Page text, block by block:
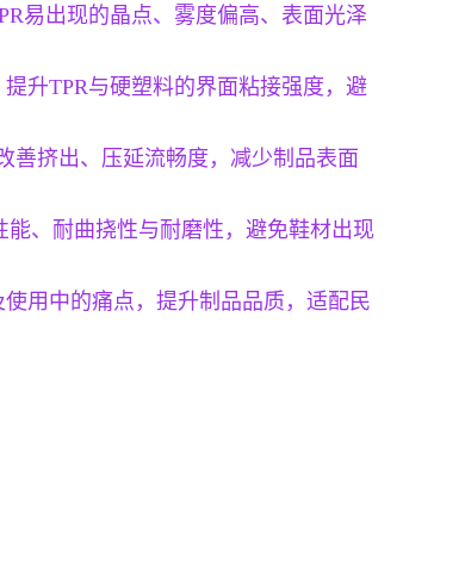
易出现的晶点、雾度偏高、表面光泽
升TPR与硬塑料的界面粘接强度，避
善挤出、压延流畅度，减少制品表面
、耐曲挠性与耐磨性，避免鞋材出现
用中的痛点，提升制品品质，适配民